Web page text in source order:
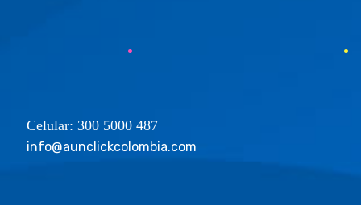
Celular: 300 5000 487
info@aunclickcolombia.com